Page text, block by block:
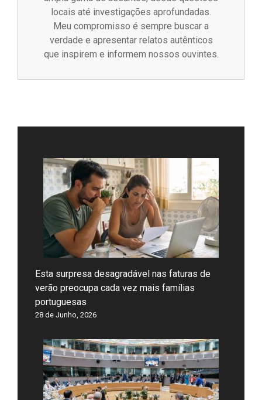
locais até investigações aprofundadas.
Meu compromisso é sempre buscar a
verdade e apresentar relatos autênticos
que inspirem e informem nossos ouvintes.
Esta surpresa desagradável nas faturas de
verão preocupa cada vez mais famílias
portuguesas
28 de Junho, 2026